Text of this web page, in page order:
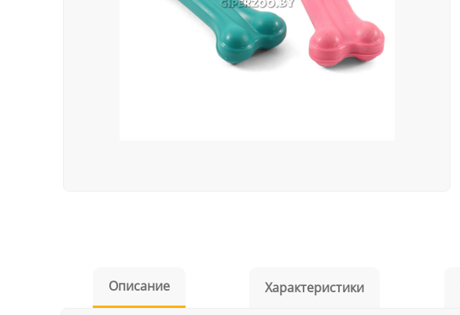
Описание Характеристики